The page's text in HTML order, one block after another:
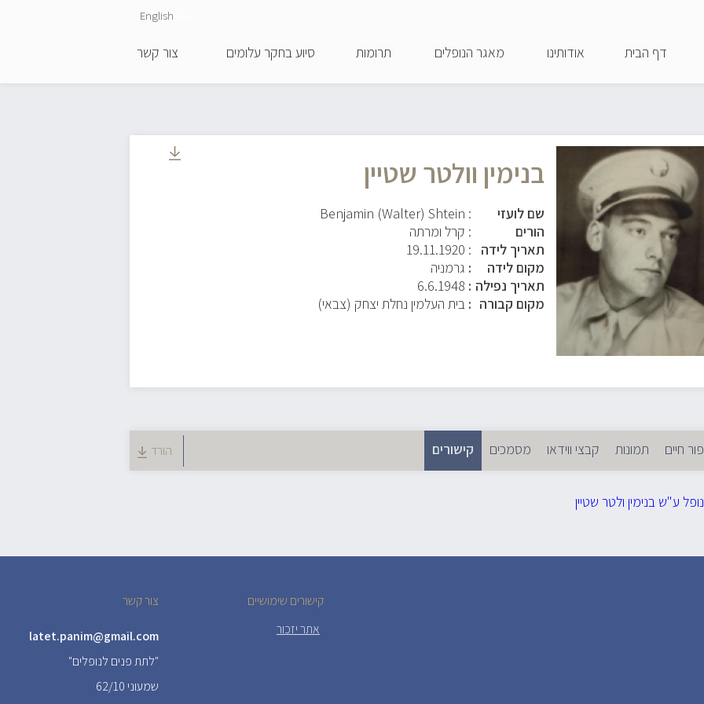
העיקרי
דף הבית אודותינו מאגר הנופלים תרומות סיוע בחקר עלומים צור קשר
English
בנימין וולטר שטיין
שם לועזי
: Benjamin (Walter) Shtein
הורים
: קרל ומרתה
תאריך לידה
:
19.11.1920
מקום לידה
גרמניה
תאריך נפילה
6.6.1948
מקום קבורה
בית העלמין נחלת יצחק (צבאי)
חיים תמונות קבצי ווידאו מסמכים קישורים הורד
ע"ש בנימין ולטר שטיין
צור קשר
latet.panim@gmail.com
"לתת פנים לנופלים"
שמעוני 62/10
קישורים שימושיים
אתר יזכור